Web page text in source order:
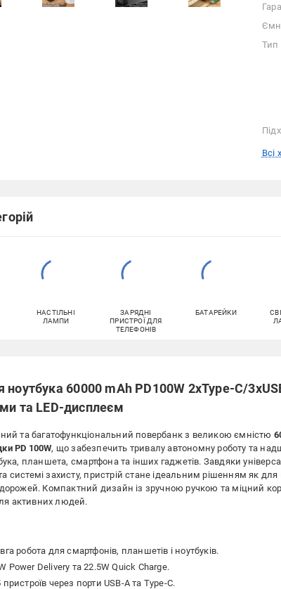
Тип
Всі
НАСТІЛЬНІ
ЛАМПИ
ЗАРЯДНІ
ПРИСТРОЇ ДЛЯ
ТЕЛЕФОНІВ
БАТАРЕЙКИ
ноутбука 60000 mAh PD100W 2xType-C/
та LED-дисплеєм
та багатофункціональний повербанк з великою ємністю
PD 100W, що забезпечить тривалу автономну роботу та
планшета, смартфона та інших гаджетів. Завдяки
системі захисту, пристрій стане ідеальним рішенням як
Компактний дизайн із зручною ручкою та міцний
активних людей.
робота для смартфонів, планшетів і ноутбуків.
Power Delivery та 22.5W Quick Charge.
пристроїв через порти USB-A та Type-C.